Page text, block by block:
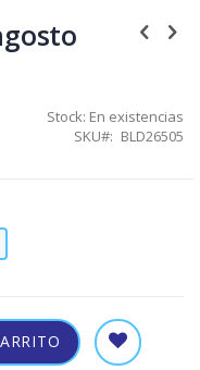
Stock: En existencias
SKU
BLD26505